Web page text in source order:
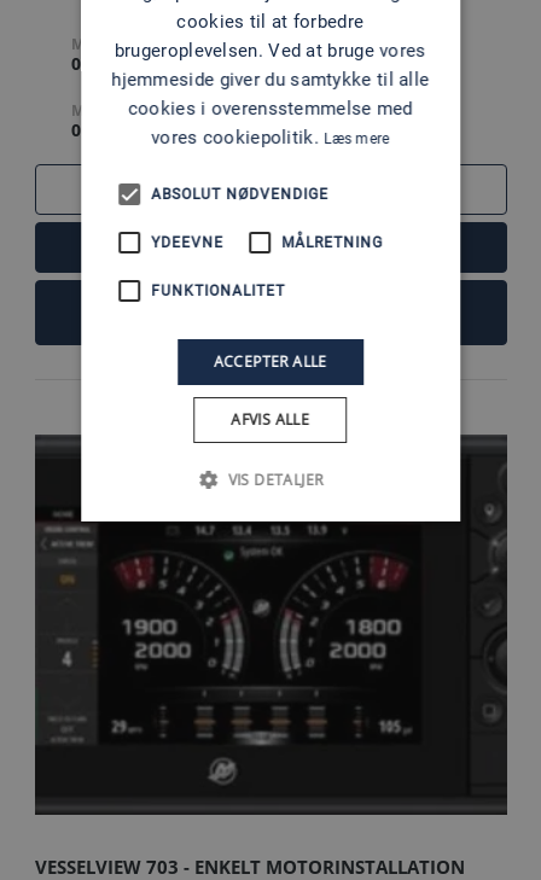
MÆRKE
0
FABRIKAT
0
MODEL
0
SAMMENLIGN
LÆS MERE
VESSELVIEW 703 - ENKELT MOTORINSTALLATION
cookies til at forbedre
brugeroplevelsen. Ved at bruge vores
hjemmeside giver du samtykke til alle
cookies i overensstemmelse med
vores cookiepolitik. Læs mere
ABSOLUT NØDVENDIGE
YDEEVNE MÅLRETNING
FUNKTIONALITET
ACCEPTER ALLE
AFVIS ALLE
VIS DETALJER